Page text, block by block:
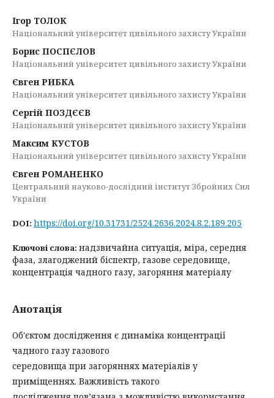
Ігор ТОЛОК
Національний університет цивільного захисту України
Борис ПОСПЄЛОВ
Національний університет цивільного захисту України
Євген РИБКА
Національний університет цивільного захисту України
Сергій ПОЗДЄЄВ
Національний університет цивільного захисту України
Максим КУСТОВ
Національний університет цивільного захисту України
Євген РОМАНЕНКО
Центральний науково-дослідний інститут Збройних Сил
України
DOI: https://doi.org/10.31731/2524.2636.2024.8.2.189.205
Ключові слова: надзвичайна ситуація, міра, середня
фаза, злагоджений біспектр, газове середовище,
концентрація чадного газу, загоряння матеріалу
Анотація
Об'єктом дослідження є динаміка концентрації
чадного газу газового
середовища при загоряннях матеріалів у
приміщеннях. Важливість такого